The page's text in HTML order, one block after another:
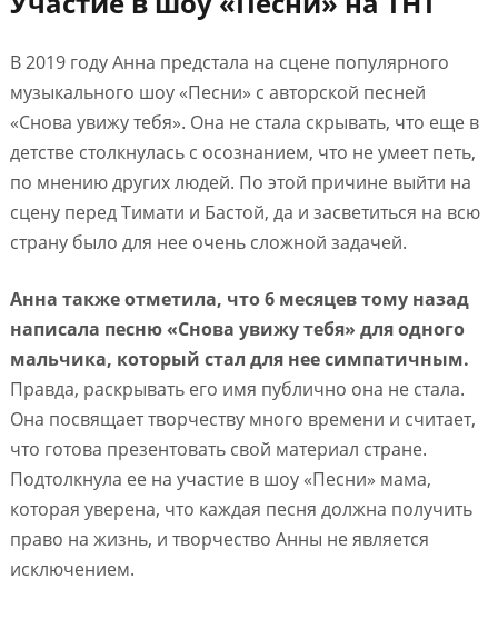
В 2019 году Анна предстала на сцене популярного
музыкального шоу «Песни» с авторской песней
«Снова увижу тебя». Она не стала скрывать, что еще в
детстве столкнулась с осознанием, что не умеет петь,
по мнению других людей. По этой причине выйти на
сцену перед Тимати и Бастой, да и засветиться на всю
страну было для нее очень сложной задачей.
Анна также отметила, что 6 месяцев тому назад
написала песню «Снова увижу тебя» для одного
мальчика, который стал для нее симпатичным.
Правда, раскрывать его имя публично она не стала.
Она посвящает творчеству много времени и считает,
что готова презентовать свой материал стране.
Подтолкнула ее на участие в шоу «Песни» мама,
которая уверена, что каждая песня должна получить
право на жизнь, и творчество Анны не является
исключением.